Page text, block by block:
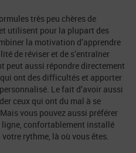
très peu chères de
utilisent pour la plupart des
la motivation d’apprendre
de réviser et de s’entraîner
peut aussi répondre directement
ont des difficultés et apporter
Le fait d’avoir aussi
ceux qui ont du mal à se
vous pouvez aussi préférer
confortablement installé
rythme, là où vous êtes.